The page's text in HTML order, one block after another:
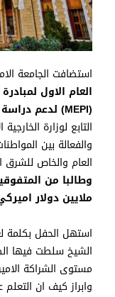
استضافت الجامعة
العام الاول
(MEPI)
لدعم دراسة
التابع لوزارة
والفعالة بين
العام والخاص للشرق
ملايين دولار
استهل الحفل بكلمة
الشيخ سلطت فيها
مستوى الشراكة
وابراز كيف ان